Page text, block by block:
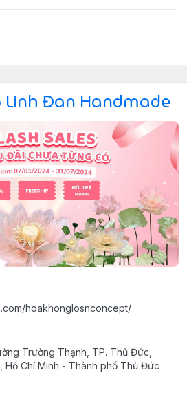
Linh Đan Handmade
hoakhonglosnconcept/
Trường Thạnh, TP. Thủ Đức,
Hồ Chí Minh - Thành phố Thủ Đức